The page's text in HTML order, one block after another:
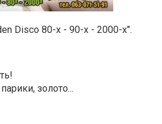
Disco 80-x - 90-x - 2000-х".
золото...